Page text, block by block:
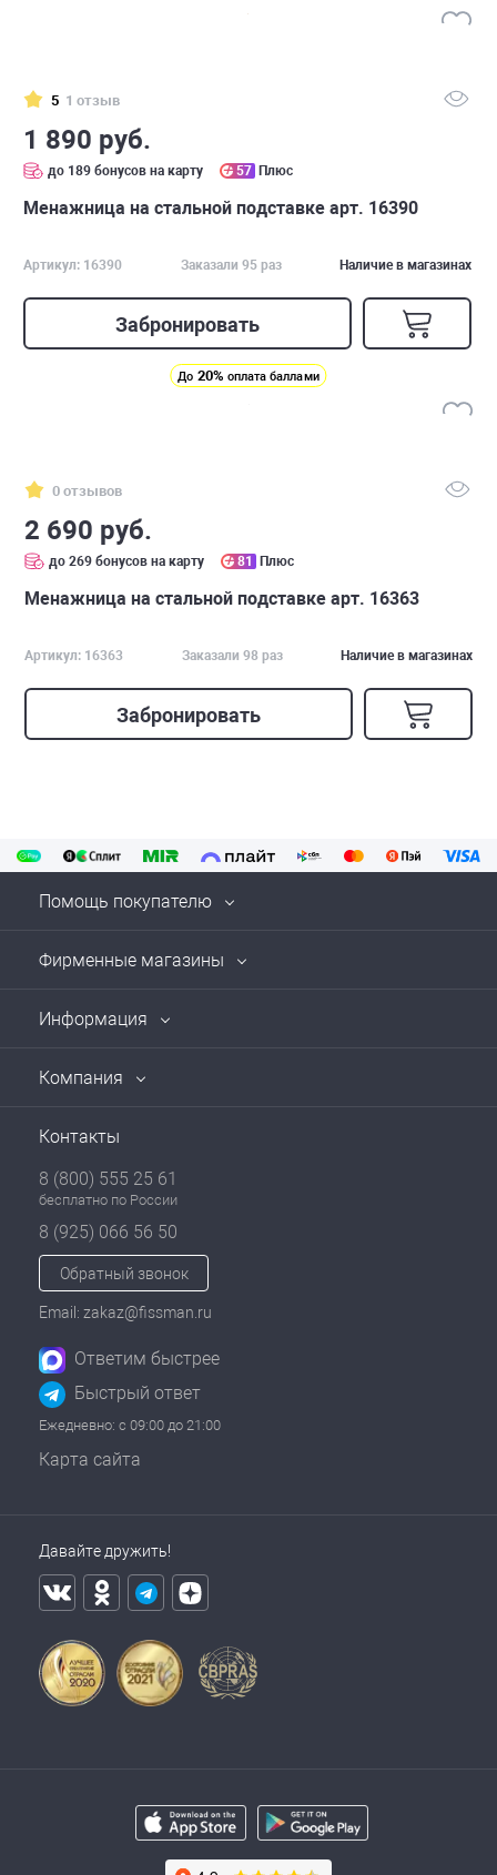
5 1 отзыв
1 890 руб.
до 189 бонусов на карту 57 Плюс
Менажница на стальной подставке арт. 16390
Артикул: 16390 Заказали 95 раз Наличие в магазинах
Забронировать
До 20% оплата баллами
0 отзывов
2 690 руб.
до 269 бонусов на карту 81 Плюс
Менажница на стальной подставке арт. 16363
Артикул: 16363 Заказали 98 раз Наличие в магазинах
Забронировать
Помощь покупателю
Фирменные магазины
Информация
Компания
Контакты
8 (800) 555 25 61
бесплатно по России
8 (925) 066 56 50
Обратный звонок
Email: zakaz@fissman.ru
Ответим быстрее
Быстрый ответ
Ежедневно: с 09:00 до 21:00
Карта сайта
Давайте дружить!